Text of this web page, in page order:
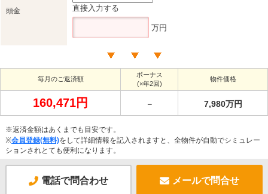
頭金 直接入力する
万円
毎月のご返済額
ボーナス
(×年2回)
物件価格
160,471円 － 7,980万円
※返済金額はあくまでも目安です。
※会員登録(無料)をして詳細情報を記入されますと、全物件が自動でシミュレー
ションされとても便利になります。
電話で問合わせ メールで問合せ